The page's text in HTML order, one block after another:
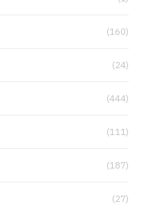
(160)
(24)
(444)
(111)
(187)
(27)